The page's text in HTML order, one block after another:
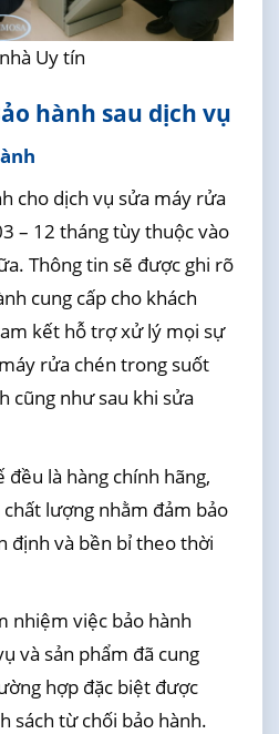
Uy tín
hành sau dịch vụ
cho dịch vụ sửa máy rửa
– 12 tháng tùy thuộc vào
Thông tin sẽ được ghi rõ
cung cấp cho khách
kết hỗ trợ xử lý mọi sự
rửa chén trong suốt
cũng như sau khi sửa
là hàng chính hãng,
lượng nhằm đảm bảo
định và bền bỉ theo thời
nhiệm việc bảo hành
và sản phẩm đã cung
hợp đặc biệt được
sách từ chối bảo hành.